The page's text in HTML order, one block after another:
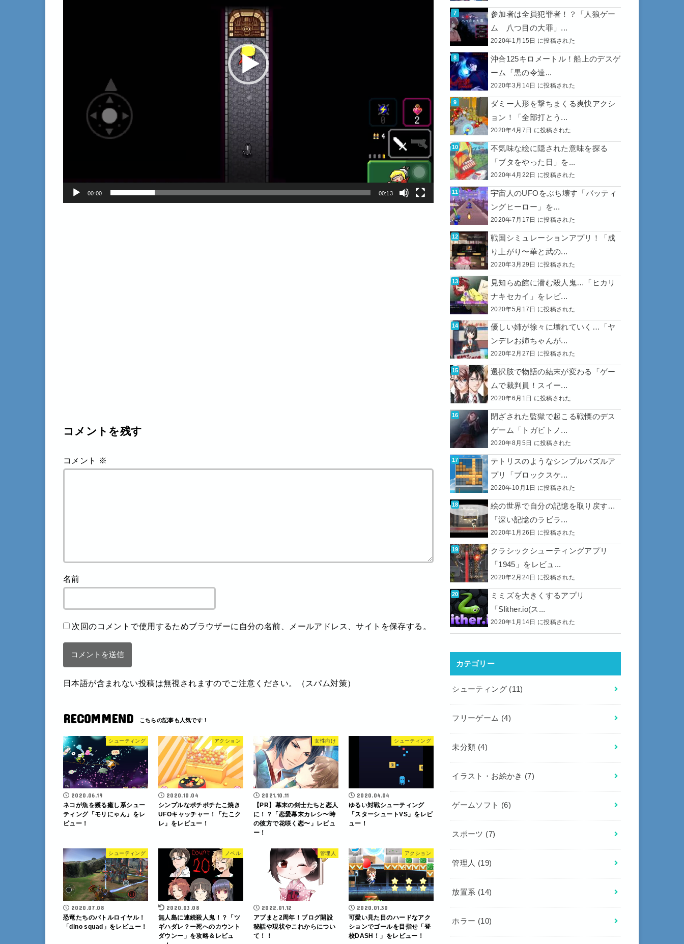
00:00 00:13
コメントを残す
コメント ※
名前
次回のコメントで使用するためブラウザーに自分の名前、メールアドレス、サイトを保存する。
日本語が含まれない投稿は無視されますのでご注意ください。（スパム対策）
RECOMMEND
シューティング
2020.06.19
ネコが魚を獲る癒し系シュー
ティング「モリにゃん」をレ
ビュー！
アクション
2020.10.04
シンプルなポチポチたこ焼き
UFOキャッチャー！「たこク
レ」をレビュー！
女性向け
2021.10.11
【PR】幕末の剣士たちと恋人
に！？「恋愛幕末カレシ〜時
の彼方で花咲く恋〜」レビュ
ー！
シューティング
2020.04.04
ゆるい対戦シューティング
「スターシュートVS」をレビ
ュー！
シューティング
2020.07.08
恐竜たちのバトルロイヤル！
「dino squad」をレビュー！
ノベル
2020.03.08
無人島に連続殺人鬼！？「ツ
ギハダレ？ー死へのカウント
ダウンー」を攻略＆レビュ
管理人
2022.01.12
アプまと2周年！ブログ開設
秘話や現状やこれからについ
て！！
アクション
2020.01.30
可愛い見た目のハードなアク
ションでゴールを目指せ「登
校DASH！」をレビュー！
参加者は全員犯罪者！？「人狼ゲー
ム 八つ目の大罪」...
2020年1月15日 に投稿された
沖合125キロメートル！船上のデスゲ
ーム「黒の令達...
2020年3月14日 に投稿された
ダミー人形を撃ちまくる爽快アクシ
ョン！「全部打とう...
2020年4月7日 に投稿された
不気味な絵に隠された意味を探る
「ブタをやった日」を...
2020年4月22日 に投稿された
宇宙人のUFOをぶち壊す「バッティ
ングヒーロー」を...
2020年7月17日 に投稿された
戦国シミュレーションアプリ！「成
り上がり〜華と武の...
2020年3月29日 に投稿された
見知らぬ館に潜む殺人鬼…「ヒカリ
ナキセカイ」をレビ...
2020年5月17日 に投稿された
優しい姉が徐々に壊れていく…「ヤ
ンデレお姉ちゃんが...
2020年2月27日 に投稿された
選択肢で物語の結末が変わる「ゲー
ムで裁判員！スイー...
2020年6月1日 に投稿された
閉ざされた監獄で起こる戦慄のデス
ゲーム「トガビトノ...
2020年8月5日 に投稿された
テトリスのようなシンプルパズルア
プリ「ブロックスケ...
2020年10月1日 に投稿された
絵の世界で自分の記憶を取り戻す…
「深い記憶のラビラ...
2020年1月26日 に投稿された
クラシックシューティングアプリ
「1945」をレビュ...
2020年2月24日 に投稿された
ミミズを大きくするアプリ
「Slither.io(ス...
2020年1月14日 に投稿された
カテゴリー
シューティング (11)
フリーゲーム (4)
未分類 (4)
イラスト・お絵かき (7)
ゲームソフト (6)
スポーツ (7)
管理人 (19)
放置系 (14)
ホラー (10)